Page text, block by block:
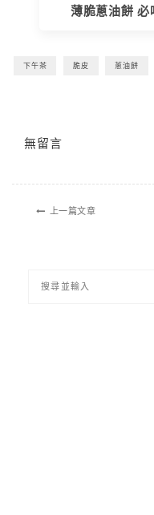
薄脆蔥油餅 必
下午茶 脆皮 蔥油餅
無留言
上一篇文章